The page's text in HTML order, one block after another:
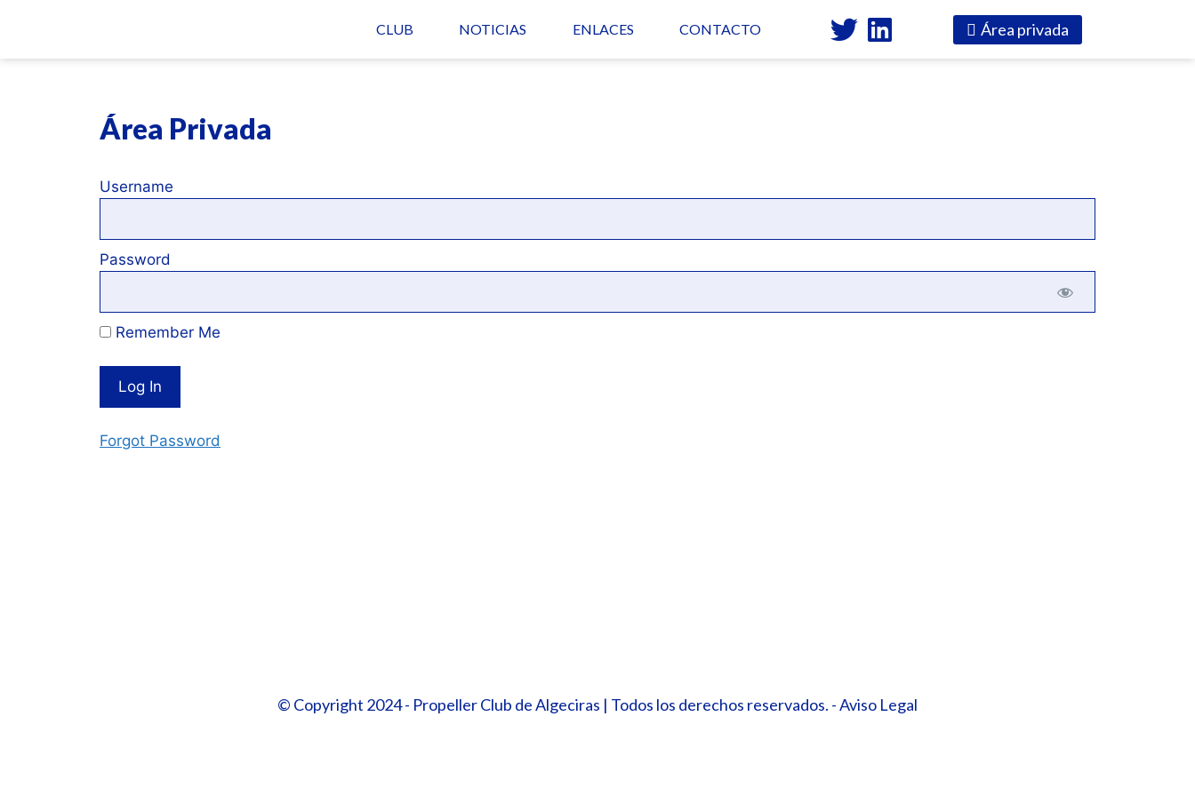
CLUB NOTICIAS ENLACES CONTACTO Área privada
Área Privada
Username
Password
Remember Me
Forgot Password
© Copyright 2024 - Propeller Club de Algeciras | Todos los derechos reservados. - Aviso Legal